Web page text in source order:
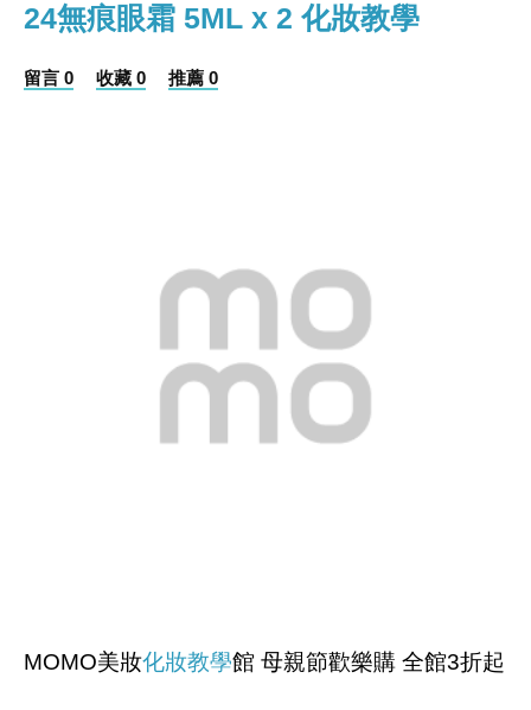
24無痕眼霜 5ML x 2 化妝教學
留言 0 收藏 0 推薦 0
MOMO美妝化妝教學館 母親節歡樂購 全館3折起